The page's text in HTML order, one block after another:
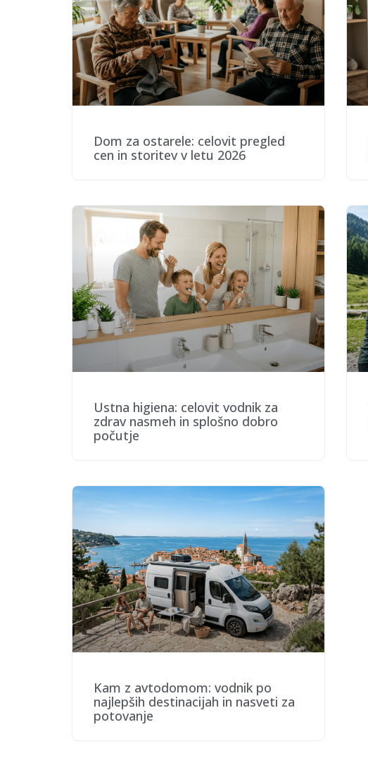
Dom za ostarele: celovit pregled
cen in storitev v letu 2026
Ustna higiena: celovit vodnik za
zdrav nasmeh in splošno dobro
počutje
Kam z avtodomom: vodnik po
najlepših destinacijah in nasveti za
potovanje